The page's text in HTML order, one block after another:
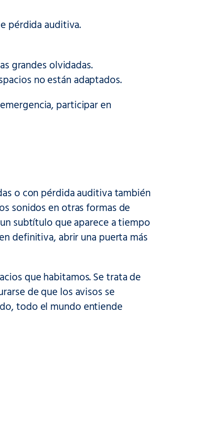
pérdida auditiva.
grandes olvidadas.
no están adaptados.
participar en
o con pérdida auditiva también
sonidos en otras formas de
subtítulo que aparece a tiempo
definitiva, abrir una puerta más
que habitamos. Se trata de
de que los avisos se
todo el mundo entiende